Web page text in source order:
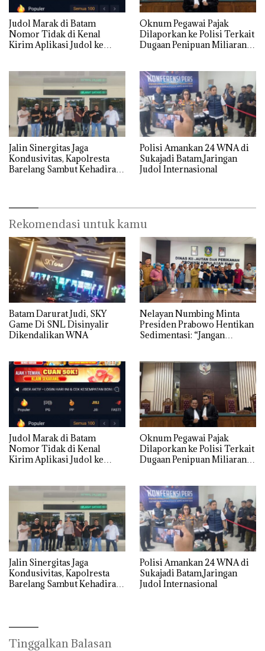
Judol Marak di Batam
Nomor Tidak di Kenal
Kirim Aplikasi Judol ke
Oknum Pegawai Pajak
Dilaporkan ke Polisi Terkait
Dugaan Penipuan Miliaran
Jalin Sinergitas Jaga
Kondusivitas, Kapolresta
Barelang Sambut Kehadiran
Polisi Amankan 24 WNA di
Sukajadi Batam,Jaringan
Judol Internasional
Rekomendasi untuk kamu
Batam Darurat Judi, SKY
Game Di SNL Disinyalir
Dikendalikan WNA
Nelayan Numbing Minta
Presiden Prabowo Hentikan
Sedimentasi: “Jangan
Mencari Makan”
Judol Marak di Batam
Nomor Tidak di Kenal
Kirim Aplikasi Judol ke
Oknum Pegawai Pajak
Dilaporkan ke Polisi Terkait
Dugaan Penipuan Miliaran
Jalin Sinergitas Jaga
Kondusivitas, Kapolresta
Barelang Sambut Kehadiran
Polisi Amankan 24 WNA di
Sukajadi Batam,Jaringan
Judol Internasional
Tinggalkan Balasan